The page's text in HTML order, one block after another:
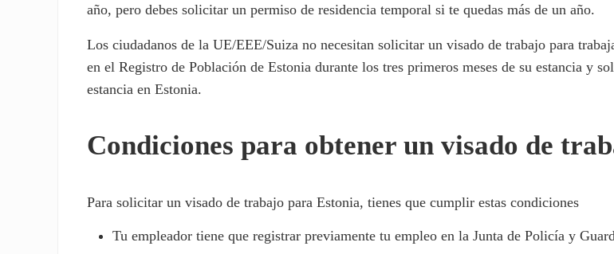
año, pero debes solicitar un permiso de residencia temporal si te quedas más de un año.
Los ciudadanos de la UE/EEE/Suiza no necesitan solicitar un visado de trabajo para
en el Registro de Población de Estonia durante los tres primeros meses de su estancia y
estancia en Estonia.
Condiciones para obtener un visado de
Para solicitar un visado de trabajo para Estonia, tienes que cumplir estas condiciones
Tu empleador tiene que registrar previamente tu empleo en la Junta de Policía y